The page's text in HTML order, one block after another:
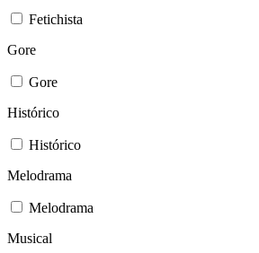
Fetichista
Gore
Gore
Histórico
Histórico
Melodrama
Melodrama
Musical